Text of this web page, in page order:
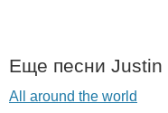
Еще песни Justin
All around the world